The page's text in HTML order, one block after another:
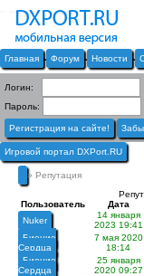
Главная Форум Новости
Логин:
Пароль:
Регистрация на сайте!
Игровой портал DXPort.RU
» Репутация
Пользователь
Дата
Nuker
14 января
2023 19:41
Биение
Сердца
7 мая 2020
18:14
Биение
Сердца
25 января
2020 09:27